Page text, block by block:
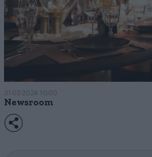
31·03·2024 10:00
Newsroom